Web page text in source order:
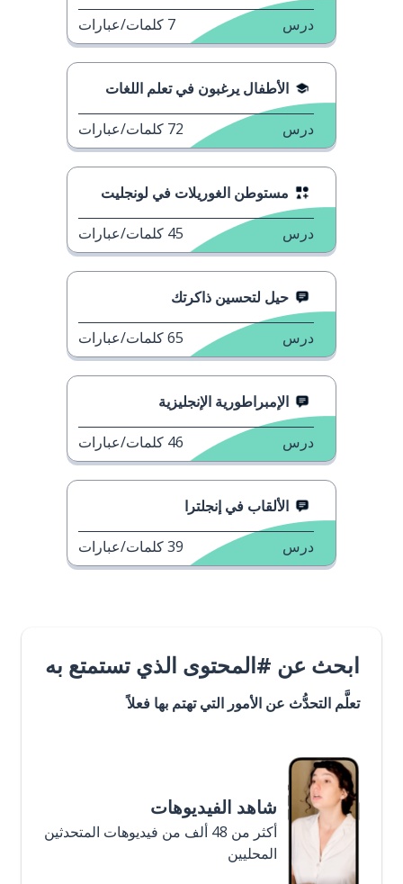
درس 7 كلمات/عبارات
الأطفال يرغبون في تعلم اللغات
درس 72 كلمات/عبارات
مستوطن الغوريلات في لونجليت
درس 45 كلمات/عبارات
حيل لتحسين ذاكرتك
درس 65كلمات/عبارات
الإمبراطورية الإنجليزية
درس 46 كلمات/عبارات
الألقاب في إنجلترا
درس 39كلمات/عبارات
ابحث عن #المحتوى الذي تستمتع به
تعلَّم التحدُّث عن الأمور التي تهتم بها فعلاً
شاهد الفيديوهات
أكثر من 48 ألف من فيديوهات المتحدثين
المحليين